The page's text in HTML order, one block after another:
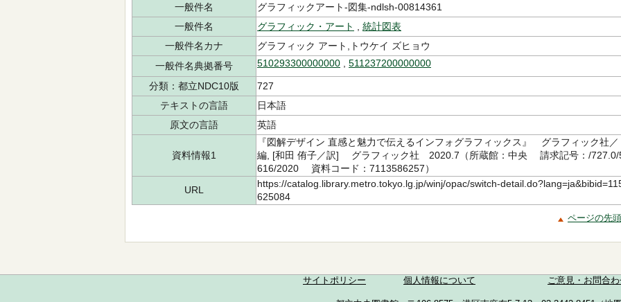
一般件名
グラフィックアート-図集-ndlsh-00814361
一般件名
グラフィック・アート
統計図表
一般件名カナ
グラフィック アート,トウケイ ズヒョウ
一般件名典拠番号
510293300000000 511237200000000
分類：都立NDC10版
727
テキストの言語
日本語
原文の言語
英語
資料情報1
『図解デザイン 直感と魅力で伝えるインフォグラフィックス』 グラフィック社／
編, [和田 侑子／訳] グラフィック社 2020.7（所蔵館：中央 請求記号：/727.0/
616/2020 資料コード：7113586257）
URL
https://catalog.library.metro.tokyo.lg.jp/winj/opac/switch-
625084
ページの先
サイトポリシー 個人情報について ご意見・お問合